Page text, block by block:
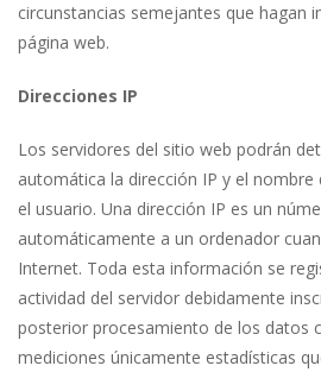
circunstancias semejantes que hagan
página web.
Direcciones IP
Los servidores del sitio web podrán
automática la dirección IP y el
el usuario. Una dirección IP es un
automáticamente a un ordenador
Internet. Toda esta información se
actividad del servidor debidamente
posterior procesamiento de los datos
mediciones únicamente estadísticas